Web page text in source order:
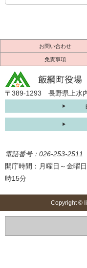
お問い合わせ
免責事項
〒389-1293 長野県上水
電話番号：026-253-2511
開庁時間：月曜日～金曜
時15分
Copyright ©